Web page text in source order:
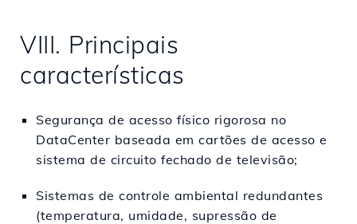
VIII. Principais
características
Segurança de acesso físico rigorosa no
DataCenter baseada em cartões de acesso e
sistema de circuito fechado de televisão;
Sistemas de controle ambiental redundantes
(temperatura, umidade, supressão de